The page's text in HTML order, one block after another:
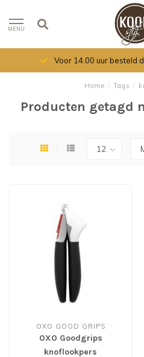
MENU
Voor 14.00 uur besteld
Home / Tags /
Producten getagd
OXO GOOD GRIPS
OXO Goodgrips
knoflookpers